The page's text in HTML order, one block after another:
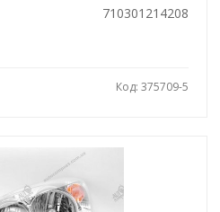
710301214208
Код: 375709-5